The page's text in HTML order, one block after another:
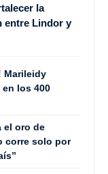
la
entre Lindor y
Marileidy
los 400
el oro de
corre solo por